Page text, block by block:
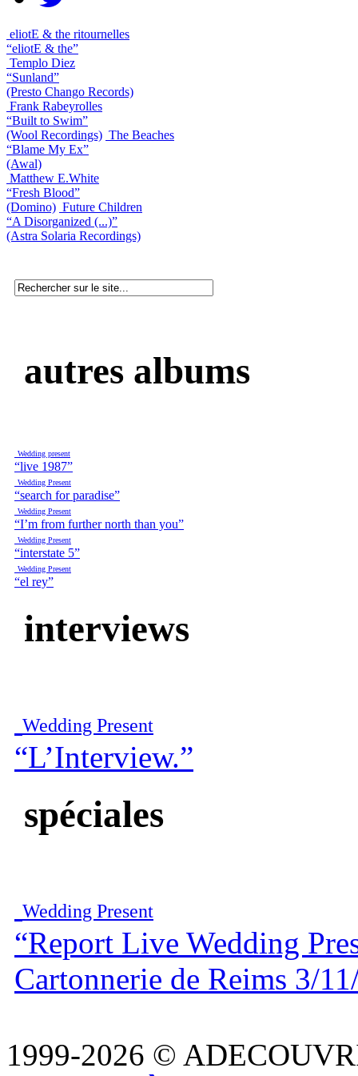
eliotE & the ritournelles
“eliotE & the”
Templo Diez
“Sunland”
(Presto Chango Records)
Frank Rabeyrolles
“Built to Swim”
(Wool Recordings) The Beaches
“Blame My Ex”
(Awal)
Matthew E.White
“Fresh Blood”
(Domino) Future Children
“A Disorganized (...)”
(Astra Solaria Recordings)
autres albums
Wedding present
“live 1987”
Wedding Present
“search for paradise”
Wedding Present
“I’m from further north than you”
Wedding Present
“interstate 5”
Wedding Present
“el rey”
interviews
Wedding Present
“L’Interview.”
spéciales
Wedding Present
“Report Live Wedding
Cartonnerie de Reims 3/
1999-2026 ©